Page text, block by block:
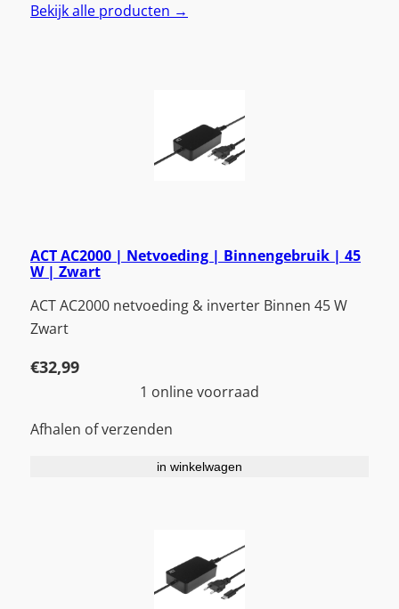
Bekijk alle producten →
ACT AC2000 | Netvoeding | Binnengebruik | 45
W | Zwart
ACT AC2000 netvoeding & inverter Binnen 45 W
Zwart
€32,99
1 online voorraad
Afhalen of verzenden
in winkelwagen